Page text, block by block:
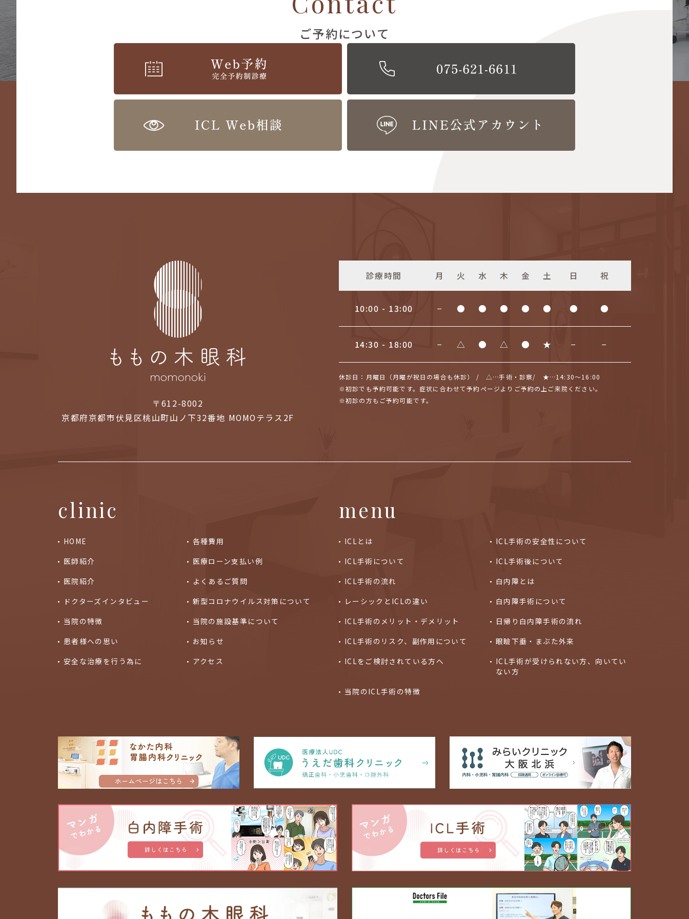
ご予約について
〒612-8002
京都府京都市伏見区桃山町山ノ下32番地 MOMOテラス2F
休診日：月曜日（月曜が祝日の場合も休診） / △…⼿術・診察/ ★…14:30〜16:00
※初診でも予約可能です。症状に合わせて予約ページよりご予約の上ご来院ください。
※初診の方もご予約可能です。
診療時間 月 火 水 木 金 土 日 祝
10:00 - 13:00 − ● ● ● ● ● ● ●
14:30 - 18:00 − △ ● △ ● ★ − −
clinic
HOME
各種費用
医師紹介
医療ローン支払い例
医院紹介
よくあるご質問
ドクターズインタビュー
新型コロナウイルス対策について
当院の特徴
当院の施設基準について
患者様への思い
お知らせ
安全な治療を行う為に
アクセス
menu
ICLとは
ICL手術の安全性について
ICL手術について
ICL手術後について
ICL手術の流れ
白内障とは
レーシックとICLの違い
白内障手術について
ICL手術のメリット・デメリット
日帰り白内障手術の流れ
ICL手術のリスク、副作用について
眼瞼下垂・まぶた外来
ICLをご検討されている方へ
ICL手術が受けられない方、向いてい
ない方
当院のICL手術の特徴